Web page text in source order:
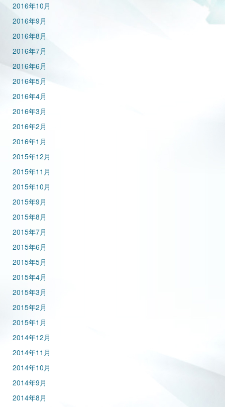
2016年10月
2016年9月
2016年8月
2016年7月
2016年6月
2016年5月
2016年4月
2016年3月
2016年2月
2016年1月
2015年12月
2015年11月
2015年10月
2015年9月
2015年8月
2015年7月
2015年6月
2015年5月
2015年4月
2015年3月
2015年2月
2015年1月
2014年12月
2014年11月
2014年10月
2014年9月
2014年8月